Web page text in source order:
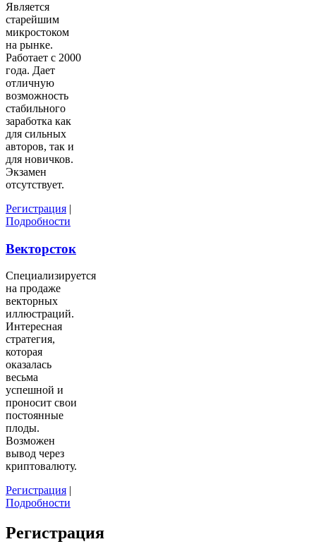
Является
старейшим
микростоком
на рынке.
Работает с 2000
года. Дает
отличную
возможность
стабильного
заработка как
для сильных
авторов, так и
для новичков.
Экзамен
отсутствует.
Регистрация |
Подробности
Векторсток
Специализируется
на продаже
векторных
иллюстраций.
Интересная
стратегия,
которая
оказалась
весьма
успешной и
проносит свои
постоянные
плоды.
Возможен
вывод через
криптовалюту.
Регистрация
Подробности
Регистрация